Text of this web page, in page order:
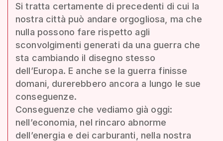
Si tratta certamente di precedenti di cui la
nostra città può andare orgogliosa, ma che
nulla possono fare rispetto agli
sconvolgimenti generati da una guerra che
sta cambiando il disegno stesso
dell’Europa. E anche se la guerra finisse
domani, durerebbero ancora a lungo le sue
conseguenze.
Conseguenze che vediamo già oggi:
nell’economia, nel rincaro abnorme
dell’energia e dei carburanti, nella nostra